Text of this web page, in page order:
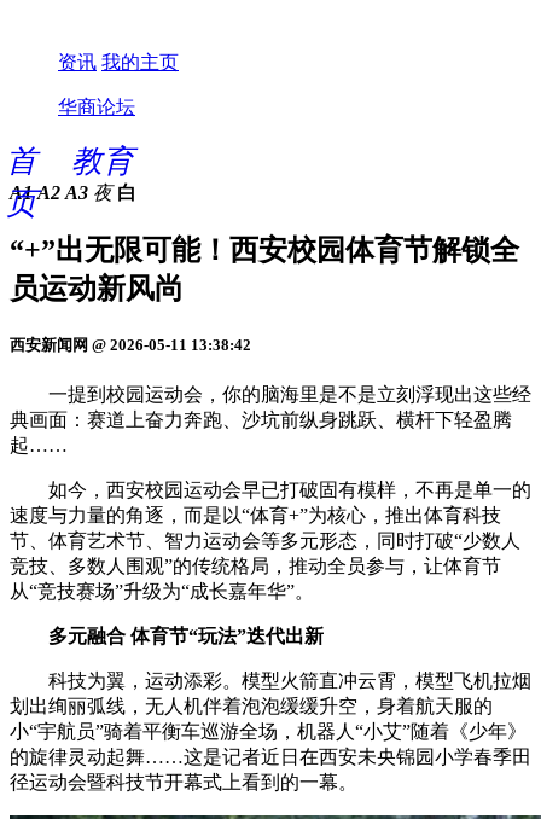
资讯 我的主页
华商论坛
首
页
教育
A1 A2 A3 夜 白
“+”出无限可能！西安校园体育节解锁全
员运动新风尚
西安新闻网 @ 2026-05-11 13:38:42
一提到校园运动会，你的脑海里是不是立刻浮现出这些经
典画面：赛道上奋力奔跑、沙坑前纵身跳跃、横杆下轻盈腾
起……
如今，西安校园运动会早已打破固有模样，不再是单一的
速度与力量的角逐，而是以“体育+”为核心，推出体育科技
节、体育艺术节、智力运动会等多元形态，同时打破“少数人
竞技、多数人围观”的传统格局，推动全员参与，让体育节
从“竞技赛场”升级为“成长嘉年华”。
多元融合 体育节“玩法”迭代出新
科技为翼，运动添彩。模型火箭直冲云霄，模型飞机拉烟
划出绚丽弧线，无人机伴着泡泡缓缓升空，身着航天服的
小“宇航员”骑着平衡车巡游全场，机器人“小艾”随着《少年》
的旋律灵动起舞……这是记者近日在西安未央锦园小学春季田
径运动会暨科技节开幕式上看到的一幕。